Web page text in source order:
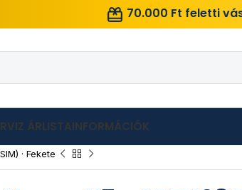
70.000 Ft feletti
ÁRLISTAINFORMÁCIÓK
· Fekete